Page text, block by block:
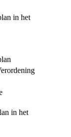
in het
in het